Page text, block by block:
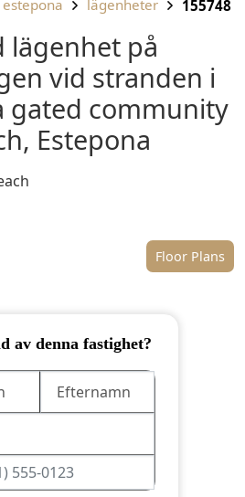
estepona lägenheter 155748
vid stranden i
gated community
Estepona
Floor Plans
av denna fastighet?